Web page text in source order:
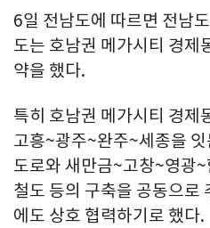
6일 전남도에 따르면 전남
도는 호남권 메가시티 경제
약을 했다.
특히 호남권 메가시티 경제
고흥~광주~완주~세종을
도로와 새만금~고창~영광
철도 등의 구축을 공동으로
에도 상호 협력하기로 했다.